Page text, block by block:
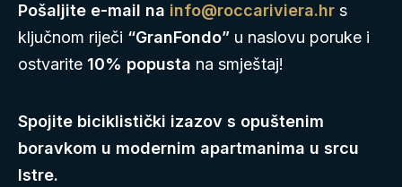
Pošaljite e-mail na info@roccariviera.hr s
ključnom riječi “GranFondo” u naslovu poruke i
ostvarite 10% popusta na smještaj!
Spojite biciklistički izazov s opuštenim
boravkom u modernim apartmanima u srcu
Istre.